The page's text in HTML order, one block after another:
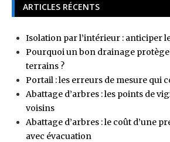
ARTICLES RÉCENTS
Isolation par l’intérieur : anticiper
Pourquoi un bon drainage
terrains ?
Portail : les erreurs de mesure qui
Abattage d’arbres : les points de
voisins
Abattage d’arbres : le coût d’une
avec évacuation